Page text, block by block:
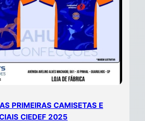
PRIMEIRAS CAMISETAS E
CIEDEF 2025